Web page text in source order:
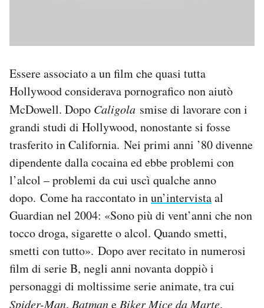
Essere associato a un film che quasi tutta
Hollywood considerava pornografico non aiutò
McDowell. Dopo Caligola smise di lavorare con i
grandi studi di Hollywood, nonostante si fosse
trasferito in California. Nei primi anni ’80 divenne
dipendente dalla cocaina ed ebbe problemi con
l’alcol – problemi da cui uscì qualche anno
dopo. Come ha raccontato inun’intervistaal
Guardian nel 2004: «Sono più di vent’anni che non
tocco droga, sigarette o alcol. Quando smetti,
smetti con tutto». Dopo aver recitato in numerosi
film di serie B, negli anni novanta doppiò i
personaggi di moltissime serie animate, tra cui
Spider-Man, Batmane Biker Mice da Marte.